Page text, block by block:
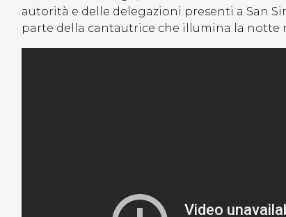
autorità e delle delegazioni presenti a San
parte della cantautrice che illumina la notte